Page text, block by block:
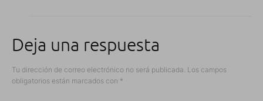
Deja una respuesta
Tu dirección de correo electrónico no será publicada. Los campos
obligatorios están marcados con *